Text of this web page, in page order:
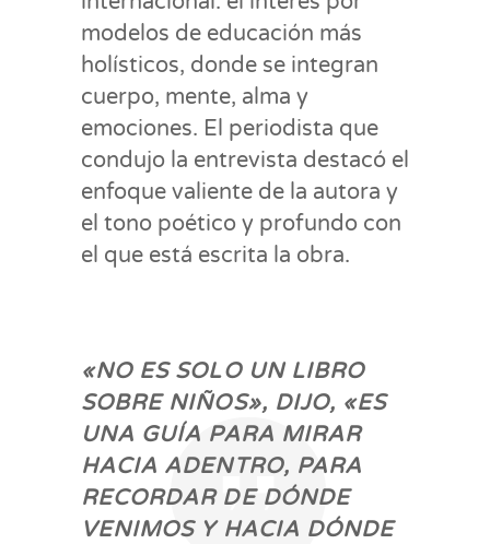
modelos de educación más
holísticos, donde se integran
cuerpo, mente, alma y
emociones. El periodista que
condujo la entrevista destacó el
enfoque valiente de la autora y
el tono poético y profundo con
el que está escrita la obra.
«NO ES SOLO UN LIBRO
SOBRE NIÑOS», DIJO, «ES
UNA GUÍA PARA MIRAR
HACIA ADENTRO, PARA
RECORDAR DE DÓNDE
VENIMOS Y HACIA DÓNDE